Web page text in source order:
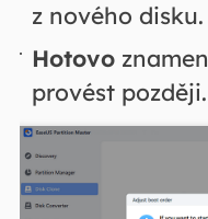
z nového disku.
Hotovo
provést později.